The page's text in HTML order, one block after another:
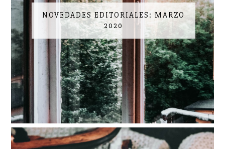
NOVEDADES EDITORIALES: MARZO
2020